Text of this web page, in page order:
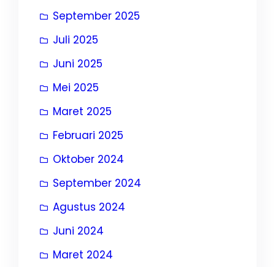
September 2025
Juli 2025
Juni 2025
Mei 2025
Maret 2025
Februari 2025
Oktober 2024
September 2024
Agustus 2024
Juni 2024
Maret 2024